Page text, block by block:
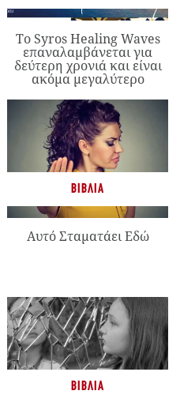
Το Syros Healing Waves
επαναλαμβάνεται για
δεύτερη χρονιά και είναι
ακόμα μεγαλύτερο
ΒΙΒΛΊΑ
Αυτό Σταματάει Εδώ
ΒΙΒΛΊΑ